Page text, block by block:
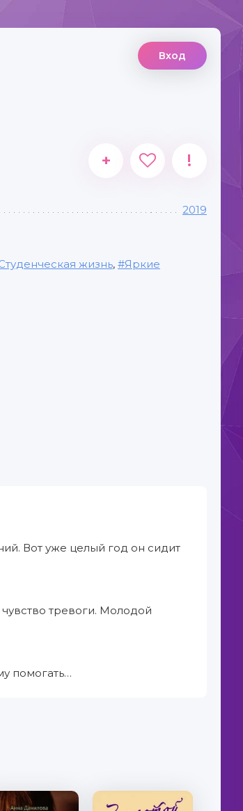
Вход
+ !
2019
жизнь,
Яркие
Вот уже целый год он сидит
тревоги. Молодой
помогать…